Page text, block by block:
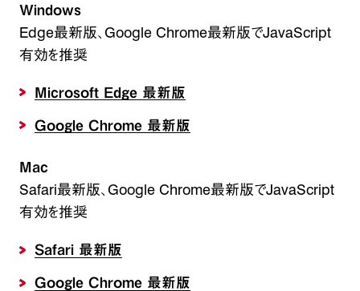
Windows
Edge最新版、Google Chrome最新版でJavaScript
有効を推奨
Microsoft Edge 最新版
Google Chrome 最新版
Mac
Safari最新版、Google Chrome最新版でJavaScript
有効を推奨
Safari 最新版
Google Chrome 最新版